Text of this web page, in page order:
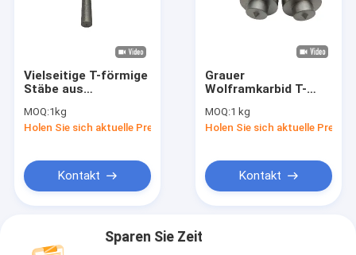
Vielseitige T-förmige
Stäbe aus
für verschiedene
Anwendungen
MOQ:1kg
Holen Sie sich aktuelle Preis
Kontakt
Grauer
Wolframkarbid T-
Korrosionsbeständigkeit
MOQ:1 kg
Holen Sie sich aktuelle Preis
Kontakt
Sparen Sie Zeit